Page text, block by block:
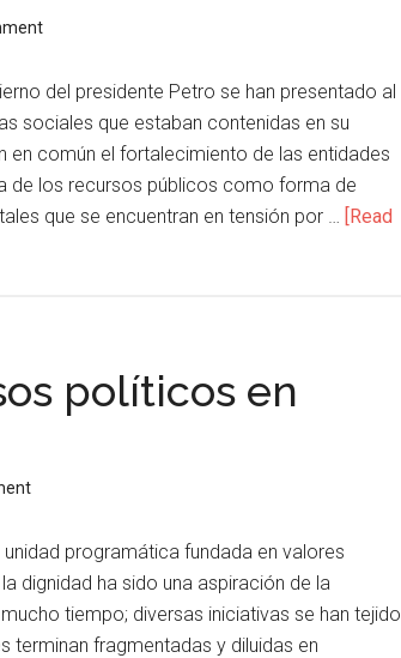
del presidente Petro se han presentado al
sociales que estaban contenidas en su
en común el fortalecimiento de las entidades
de los recursos públicos como forma de
que se encuentran en tensión por … [Read
políticos en
programática fundada en valores
dignidad ha sido una aspiración de la
tiempo; diversas iniciativas se han tejido
terminan fragmentadas y diluidas en